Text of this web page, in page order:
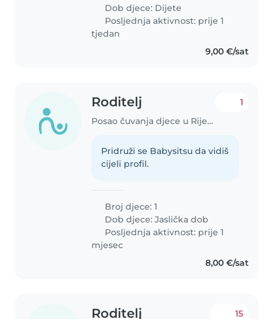
Dob djece: Dijete
Posljednja aktivnost: prije 1
tjedan
9,00 €/sat
Roditelj
Posao čuvanja djece u Rijeka
1
Pridruži se Babysitsu da vidiš
cijeli profil.
Broj djece: 1
Dob djece:Jaslička dob
Posljednja aktivnost: prije 1
mjesec
8,00 €/sat
Roditelj 15